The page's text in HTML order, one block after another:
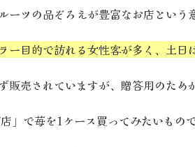
ーツの品ぞろえが豊富なお店という
ー目的で訪れる女性客が多く、土日
販売されていますが、贈答用のため
」で苺を1ケース買ってみたいもの